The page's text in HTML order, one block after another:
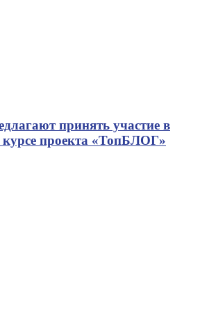
принять участие в
курсе проекта «ТопБЛОГ»